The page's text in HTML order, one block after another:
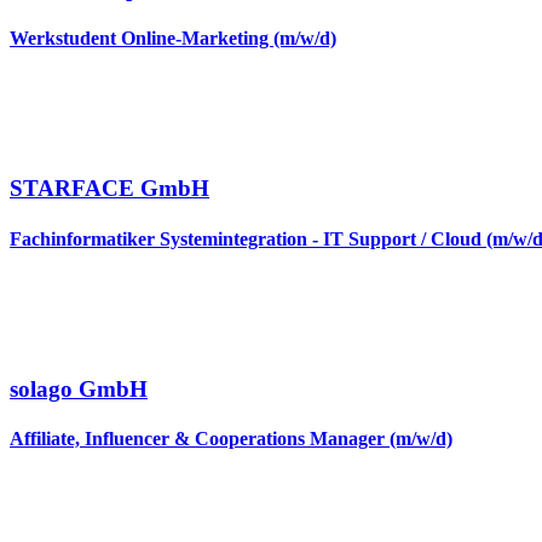
Werkstudent Online-Marketing (m/w/d)
STARFACE GmbH
Fachinformatiker Systemintegration - IT Support / Cloud (m/w/
solago GmbH
Affiliate, Influencer & Cooperations Manager (m/w/d)